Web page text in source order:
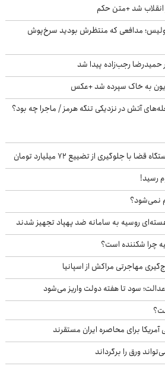
انقلاب شد +متن حکم
مدافعی که منتظرش بودید سرخ‌پوش
رجب‌زاده پیدا شد
به خاک سپرده شد +عکس
آتش در نزدیکی تنگه هرمز / ماجرا چه بود؟
جلوگیری از تضییع ۷۲ میلیارد تومان
رسید!
نمی‌شود؟
روسیه به سامانه ضد پهپاد تجهیز شدند
چرا شکننده است؟
مهاجرتی مراکش از اسپانیا
سود تا هفته دولت واریز می‌شود
ورق را برگرداند